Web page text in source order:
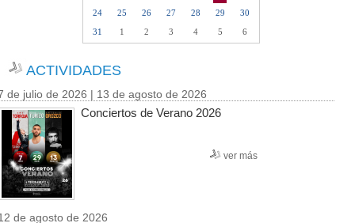
24
25 26 27 28 29
30
31
1 2 3 4 5 6
ACTIVIDADES
de julio de 2026 | 13 de agosto de 2026
Conciertos de Verano 2026
ver más
de agosto de 2026